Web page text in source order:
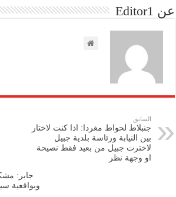
عن Editor1
السابق
‏جنبلاط لحواط مغردا: اذا كنت لاختار
بين النيابة ورئاسة بلدية جبيل
لاخترت جبيل من بعيد فقط نصيحة
او وجهة نظر
جابر:
وبواقعية